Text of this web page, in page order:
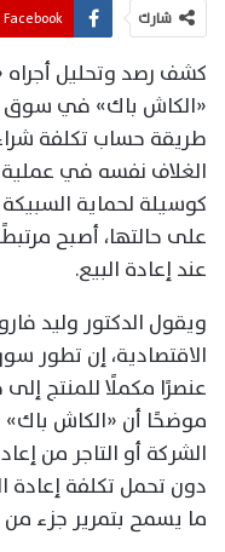
شارك Facebook
كشف رصد وتحليل أجراه
«الكاش باك» في سوق
طريقة حساب تكلفة
الغلاف نفسه في عملية
كوسيلة لحماية
على حالتها، أصبح
عند إعادة البيع.
ويقول الدكتور وليد
الاقتصادية، إن تطور
عنصرًا مكملًا للمنتج
موضحًا أن «الكاش
الشركة أو التاجر من
دون تحمل تكلفة إعادة
ما يسمح بتمرير جزء من